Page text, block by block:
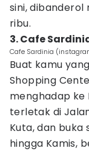
sini, dibanderol
ribu.
3. Cafe
Cafe Sardinia
Buat kamu
Shopping
menghadap ke
terletak di
Kuta, dan buka
hingga Kamis,